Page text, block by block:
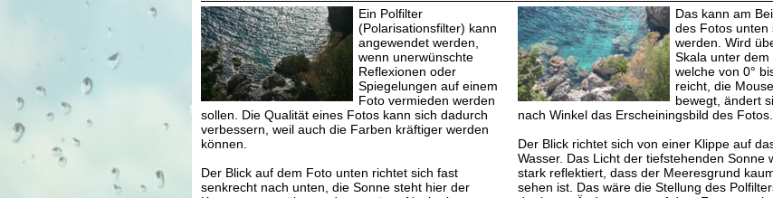
Ein Polfilter
(Polarisationsfilter) kann
angewendet werden,
wenn unerwünschte
Reflexionen oder
Spiegelungen auf einem
Foto vermieden werden
sollen. Die Qualität eines Fotos kann sich dadurch
verbessern, weil auch die Farben kräftiger werden
können.
Der Blick auf dem Foto unten richtet sich fast
senkrecht nach unten, die Sonne steht hier der
Das kann am
des Fotos unten
werden. Wird
Skala unter dem
welche von 0°
reicht, die Mouse
bewegt, ändert
nach Winkel das Erscheiningsbild des Fotos.
Der Blick richtet sich von einer Klippe auf
Wasser. Das Licht der tiefstehenden Sonne
stark reflektiert, dass der Meeresgrund
sehen ist. Das wäre die Stellung des